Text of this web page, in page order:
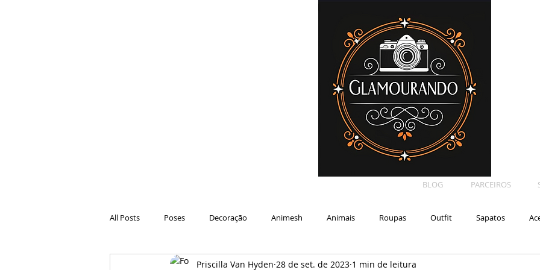
BLOG PARCEIROS
All Posts Poses Decoração Animesh Animais Roupas Outfit Sapatos
Animações Danças Car Shape Makeup
Priscilla Van Hyden 28 de set. de 2023 1 min de leitura